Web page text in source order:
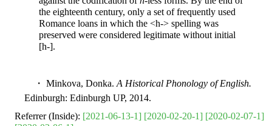
the eighteenth century, only a set of frequently used
Romance loans in which the <h-> spelling was
preserved were considered legitimate without initial
[h-].
・ Minkova, Donka. A Historical Phonology of English.
Edinburgh: Edinburgh UP, 2014.
Referrer (Inside): [2021-06-13-1] [2020-02-20-1] [2020-02-07-1]